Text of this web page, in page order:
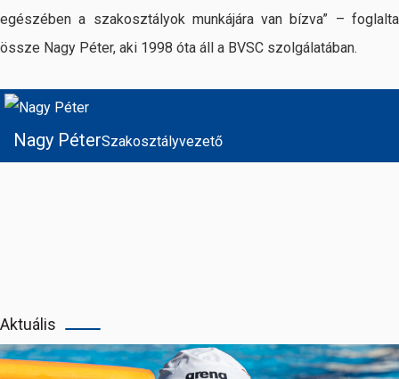
egészében a szakosztályok munkájára van bízva” – foglalta
össze Nagy Péter, aki 1998 óta áll a BVSC szolgálatában.
Nagy PéterSzakosztályvezető
Aktuális